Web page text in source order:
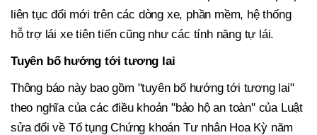
liên tục đổi mới trên các dòng xe, phần mềm, hệ thống
hỗ trợ lái xe tiên tiến cũng như các tính năng tự lái.
Tuyên bố hướng tới tương lai
Thông báo này bao gồm "tuyên bố hướng tới tương lai"
theo nghĩa của các điều khoản "bảo hộ an toàn" của Luật
sửa đổi về Tố tụng Chứng khoán Tư nhân Hoa Kỳ năm